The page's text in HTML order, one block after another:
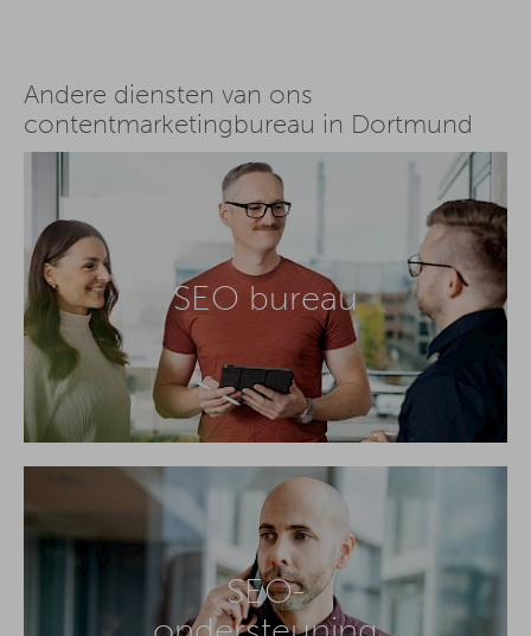
Andere diensten van ons
contentmarketingbureau in Dortmund
SEO bureau
SEO-